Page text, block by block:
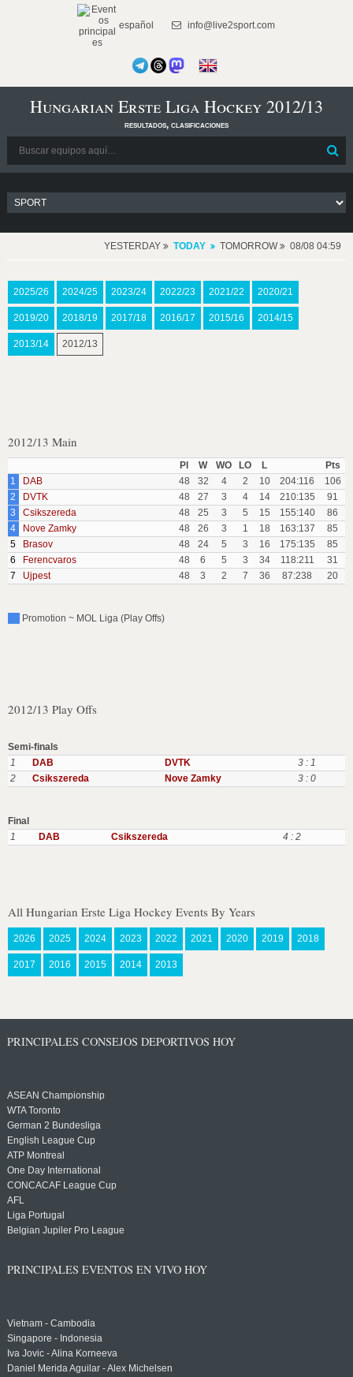
español info@live2sport.com
Hungarian Erste Liga Hockey 2012/13
resultados, clasificaciones
YESTERDAY TODAY TOMORROW 08/08 04:59
2025/26 2024/25 2023/24 2022/23 2021/22 2020/21
2019/20 2018/19 2017/18 2016/17 2015/16 2014/15
2013/14 2012/13
2012/13 Main
Pl W WO LO L
Pts
1
DAB 48 32 4 2 10 204:116
106
2
DVTK 48 27 3 4 14 210:135
91
3
Csikszereda 48 25 3 5 15 155:140
86
4
Nove Zamky 48 26 3 1 18 163:137
85
5
Brasov 48 24 5 3 16 175:135
85
6
Ferencvaros 48 6 5 3 34 118:211
31
7
Ujpest 48 3 2 7 36 87:238 20
Promotion ~ MOL Liga (Play Offs)
2012/13 Play Offs
Semi-finals
1
DAB DVTK
3 : 1
2
Csikszereda Nove Zamky 3 : 0
Final
1
DAB Csikszereda 4 : 2
All Hungarian Erste Liga Hockey Events By Years
2026 2025 2024 2023 2022 2021 2020 2019 2018
2017 2016 2015 2014 2013
PRINCIPALES CONSEJOS DEPORTIVOS HOY
ASEAN Championship
WTA Toronto
German 2 Bundesliga
English League Cup
ATP Montreal
One Day International
CONCACAF League Cup
AFL
Liga Portugal
Belgian Jupiler Pro League
PRINCIPALES EVENTOS EN VIVO HOY
Vietnam - Cambodia
Singapore - Indonesia
Iva Jovic - Alina Korneeva
Daniel Merida Aguilar - Alex Michelsen